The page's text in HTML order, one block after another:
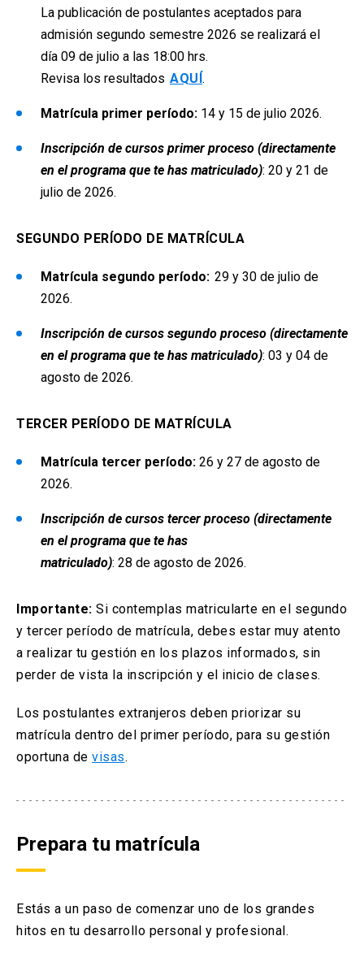
La publicación de postulantes aceptados para
admisión segundo semestre 2026 se realizará el
día 09 de julio a las 18:00 hrs.
Revisa los resultados AQUÍ.
Matrícula primer período: 14 y 15 de julio 2026.
Inscripción de cursos primer proceso (directamente
en el programa que te has matriculado): 20 y 21 de
julio de 2026.
SEGUNDO PERÍODO DE MATRÍCULA
Matrícula segundo período: 29 y 30 de julio de
2026.
Inscripción de cursos segundo proceso (directamente
en el programa que te has matriculado): 03 y 04 de
agosto de 2026.
TERCER PERÍODO DE MATRÍCULA
Matrícula tercer período: 26 y 27 de agosto de
2026.
Inscripción de cursos tercer proceso (directamente
en el programa que te has
matriculado): 28 de agosto de 2026.
Importante: Si contemplas matricularte en el segundo
y tercer período de matrícula, debes estar muy atento
a realizar tu gestión en los plazos informados, sin
perder de vista la inscripción y el inicio de clases.
Los postulantes extranjeros deben priorizar su
matrícula dentro del primer período, para su gestión
oportuna de visas.
Prepara tu matrícula
Estás a un paso de comenzar uno de los grandes
hitos en tu desarrollo personal y profesional.